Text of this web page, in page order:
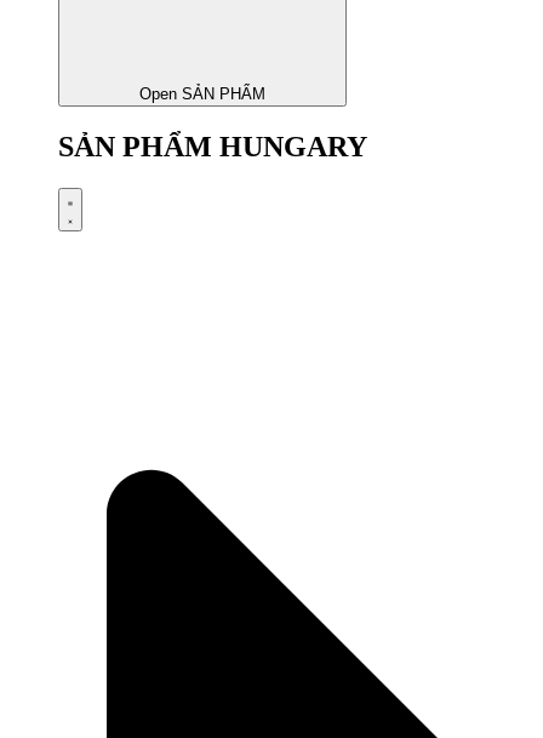
Open SẢN PHẨM
SẢN PHẨM HUNGARY